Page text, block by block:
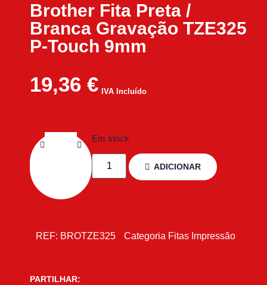
Brother Fita Preta /
Branca Gravação TZE325
P-Touch 9mm
19,36 € IVA Incluído
Em stock
ADICIONAR
REF: BROTZE325 Categoria Fitas Impressão
PARTILHAR: